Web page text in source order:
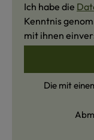
Ich habe die
Kenntnis
mit ihnen
Die mit